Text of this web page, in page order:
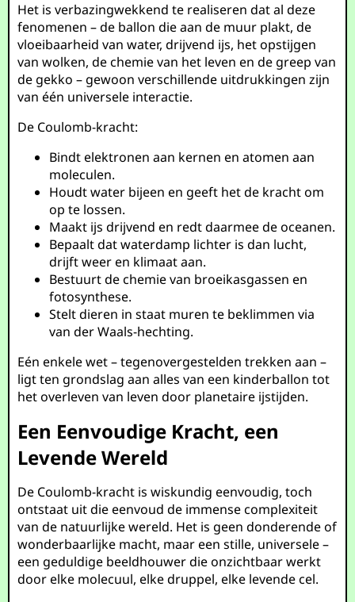
Het is verbazingwekkend te realiseren dat al deze
fenomenen – de ballon die aan de muur plakt, de
vloeibaarheid van water, drijvend ijs, het opstijgen
van wolken, de chemie van het leven en de greep van
de gekko – gewoon verschillende uitdrukkingen zijn
van één universele interactie.
De Coulomb-kracht:
Bindt elektronen aan kernen en atomen aan
moleculen.
Houdt water bijeen en geeft het de kracht om
op te lossen.
Maakt ijs drijvend en redt daarmee de oceanen.
Bepaalt dat waterdamp lichter is dan lucht,
drijft weer en klimaat aan.
Bestuurt de chemie van broeikasgassen en
fotosynthese.
Stelt dieren in staat muren te beklimmen via
van der Waals-hechting.
Eén enkele wet – tegenovergestelden trekken aan –
ligt ten grondslag aan alles van een kinderballon tot
het overleven van leven door planetaire ijstijden.
Een Eenvoudige Kracht, een
Levende Wereld
De Coulomb-kracht is wiskundig eenvoudig, toch
ontstaat uit die eenvoud de immense complexiteit
van de natuurlijke wereld. Het is geen donderende of
wonderbaarlijke macht, maar een stille, universele –
een geduldige beeldhouwer die onzichtbaar werkt
door elke molecuul, elke druppel, elke levende cel.